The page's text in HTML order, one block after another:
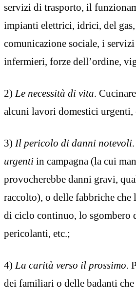
servizi di trasporto, il
impianti elettrici, idrici, del
comunicazione sociale, i
infermieri, forze dell’ordine,
2) Le necessità di vita.
alcuni lavori domestici urgenti,
3) Il pericolo di danni notevoli
urgenti in campagna (la cui
provocherebbe danni gravi,
raccolto), o delle fabbriche che
di ciclo continuo, lo sgombero
pericolanti, etc.;
4) La carità verso il prossimo.
dei familiari o delle badanti che